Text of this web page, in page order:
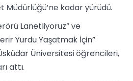
Müdürlüğü’ne kadar yürüdü.
Lanetliyoruz” ve
Yurdu Yaşatmak İçin”
Üniversitesi öğrencileri,
attı.